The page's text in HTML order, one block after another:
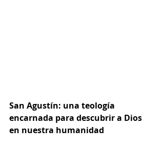
San Agustín: una teología
encarnada para descubrir a Dios
en nuestra humanidad